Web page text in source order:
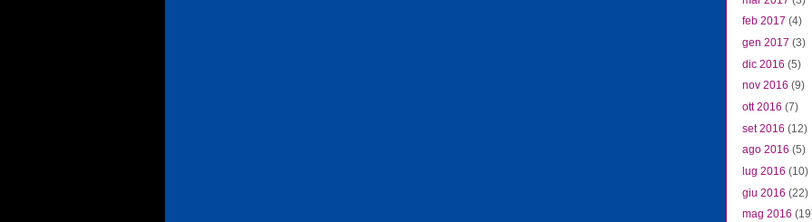
feb 2017 (4)
gen 2017 (3)
dic 2016 (5)
nov 2016 (9)
ott 2016 (7)
set 2016 (12)
ago 2016 (5)
lug 2016 (10)
giu 2016 (22)
mag 2016